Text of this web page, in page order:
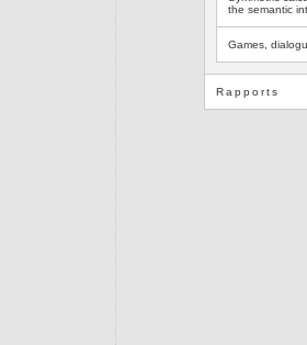
the semantic
Games,
Rapports